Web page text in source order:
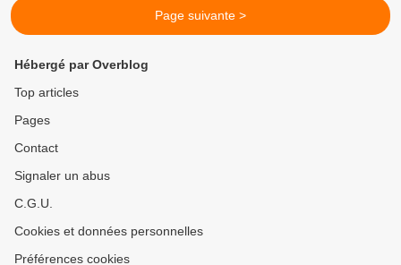
Page suivante >
Hébergé par Overblog
Top articles
Pages
Contact
Signaler un abus
C.G.U.
Cookies et données personnelles
Préférences cookies